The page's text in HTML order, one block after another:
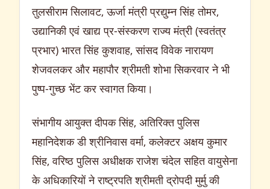
तुलसीराम सिलावट, ऊर्जा मंत्री प्रद्युम्न सिंह तोमर,
उद्यानिकी एवं खाद्य प्र-संस्करण राज्य मंत्री (स्वतंत्र
प्रभार) भारत सिंह कुशवाह, सांसद विवेक नारायण
शेजवलकर और महापौर श्रीमती शोभा सिकरवार ने भी
पुष्प-गुच्छ भेंट कर स्वागत किया।
संभागीय आयुक्त दीपक सिंह, अतिरिक्त पुलिस
महानिदेशक डी श्रीनिवास वर्मा, कलेक्टर अक्षय कुमार
सिंह, वरिष्ठ पुलिस अधीक्षक राजेश चंदेल सहित वायुसेना
के अधिकारियों ने राष्ट्रपति श्रीमती द्रोपदी मुर्मु की